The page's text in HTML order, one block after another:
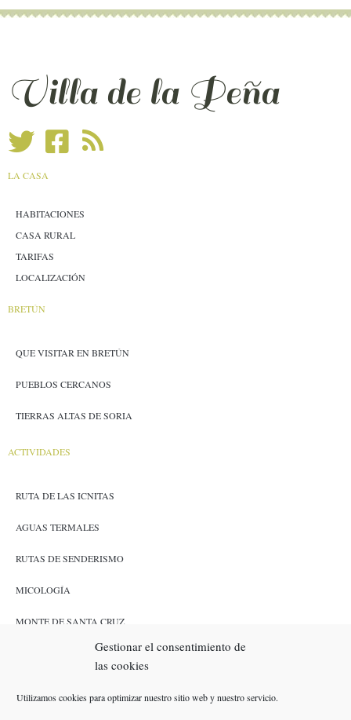
Gestionar el consentimiento de
las cookies
Utilizamos cookies para optimizar nuestro sitio web y nuestro servicio.
Villa de la Peña
LA CASA
HABITACIONES
CASA RURAL
TARIFAS
LOCALIZACIÓN
BRETÚN
QUE VISITAR EN BRETÚN
PUEBLOS CERCANOS
TIERRAS ALTAS DE SORIA
ACTIVIDADES
RUTA DE LAS ICNITAS
AGUAS TERMALES
RUTAS DE SENDERISMO
MICOLOGÍA
MONTE DE SANTA CRUZ